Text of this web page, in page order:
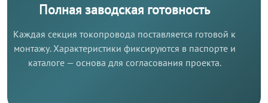
Полная заводская готовность
Каждая секция токопровода поставляется готовой к
монтажу. Характеристики фиксируются в паспорте и
каталоге — основа для согласования проекта.